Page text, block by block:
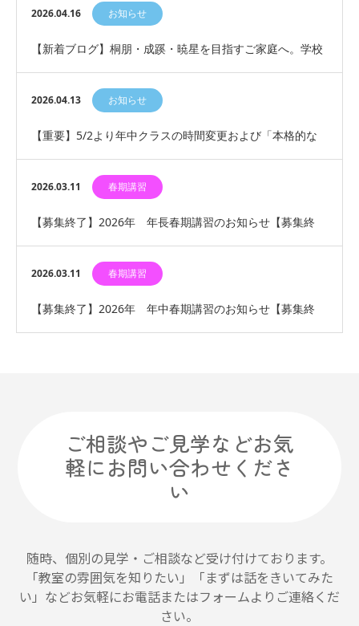
暁星合格への天王山｜元成蹊小講師による面…
2026.04.16 お知らせ
【新着ブログ】桐朋・成蹊・暁星を目指すご家庭へ。学校
説明会の「見極め方」を更新しました
2026.04.13 お知らせ
【重要】5/2より年中クラスの時間変更および「本格的な
運動指導」開始のお知らせ
2026.03.11 春期講習
【募集終了】2026年 年長春期講習のお知らせ【募集終
了】
2026.03.11 春期講習
【募集終了】2026年 年中春期講習のお知らせ【募集終
ご相談やご見学などお気
軽にお問い合わせくださ
い
随時、個別の見学・ご相談など受け付けております。
「教室の雰囲気を知りたい」「まずは話をきいてみた
い」などお気軽にお電話またはフォームよりご連絡くだ
さい。